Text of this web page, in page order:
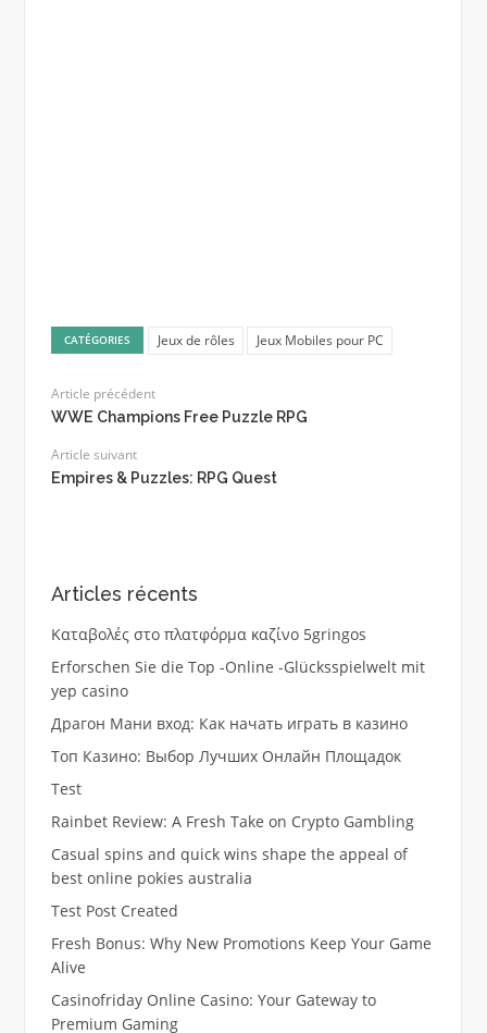
CATÉGORIES Jeux de rôles Jeux Mobiles pour PC
Article précédent
WWE Champions Free Puzzle RPG
Article suivant
Empires & Puzzles: RPG Quest
Articles récents
Καταβολές στο πλατφόρμα καζίνο 5gringos
Erforschen Sie die Top -Online -Glücksspielwelt mit
yep casino
Драгон Мани вход: Как начать играть в казино
Топ Казино: Выбор Лучших Онлайн Площадок
Test
Rainbet Review: A Fresh Take on Crypto Gambling
Casual spins and quick wins shape the appeal of
best online pokies australia
Test Post Created
Fresh Bonus: Why New Promotions Keep Your Game
Alive
Casinofriday Online Casino: Your Gateway to
Premium Gaming